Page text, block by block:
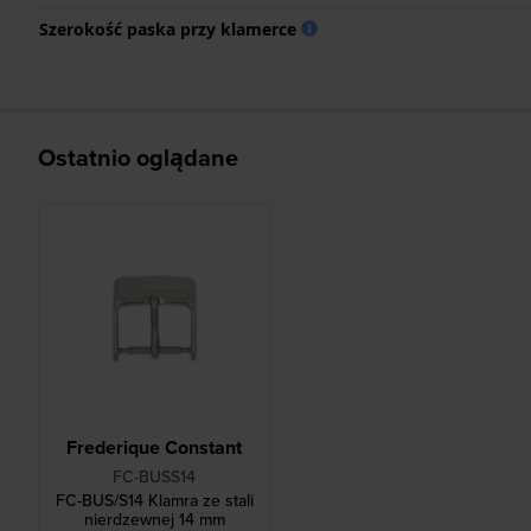
Szerokość paska przy klamerce
Ostatnio oglądane
Frederique Constant
FC-BUSS14
FC-BUS/S14 Klamra ze stali
nierdzewnej 14 mm